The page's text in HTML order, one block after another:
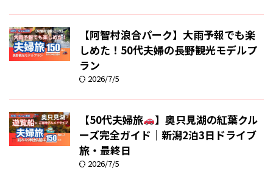
【阿智村浪合パーク】大雨予報でも楽
しめた！50代夫婦の長野観光モデルプ
ラン
2026/7/5
【50代夫婦旅
】奥只見湖の紅葉クル
ーズ完全ガイド｜新潟2泊3日ドライブ
旅・最終日
2026/7/5